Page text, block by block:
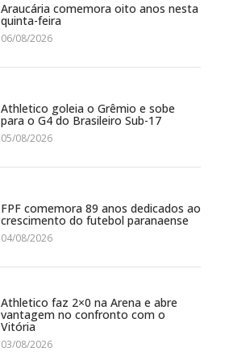
Araucária comemora oito anos nesta
quinta-feira
06/08/2026
Athletico goleia o Grêmio e sobe
para o G4 do Brasileiro Sub-17
05/08/2026
FPF comemora 89 anos dedicados ao
crescimento do futebol paranaense
04/08/2026
Athletico faz 2×0 na Arena e abre
vantagem no confronto com o
Vitória
03/08/2026